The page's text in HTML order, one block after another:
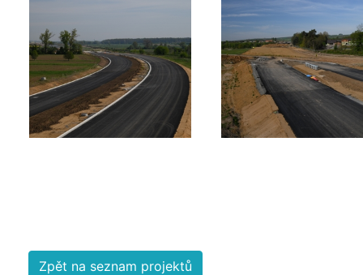
Zpět na seznam projektů